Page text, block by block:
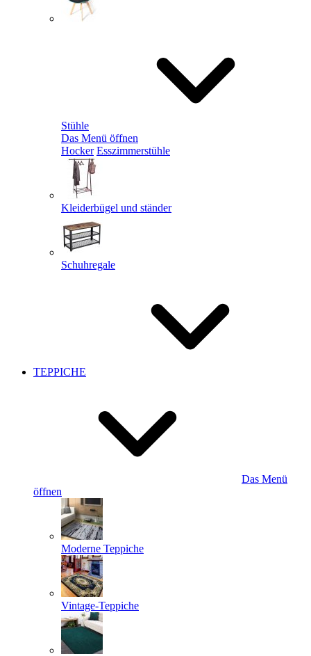
Stühle
Das Menü öffnen
Hocker Esszimmerstühle
Kleiderbügel und ständer
Schuhregale
TEPPICHE
Das Menü
öffnen
Moderne Teppiche
Vintage-Teppiche